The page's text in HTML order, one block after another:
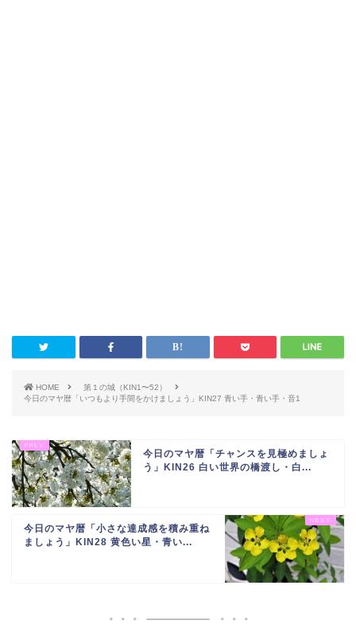
HOME
第１の城（KIN1〜52）
今日のマヤ暦「いつもより手間をかけましょう」KIN27 青い手・青い手・音1
今日のマヤ暦「チャンスを見極めましょ
う」KIN26 白い世界の橋渡し・白...
今日のマヤ暦「小さな達成感を積み重ね
ましょう」KIN28 黄色い星・青い...